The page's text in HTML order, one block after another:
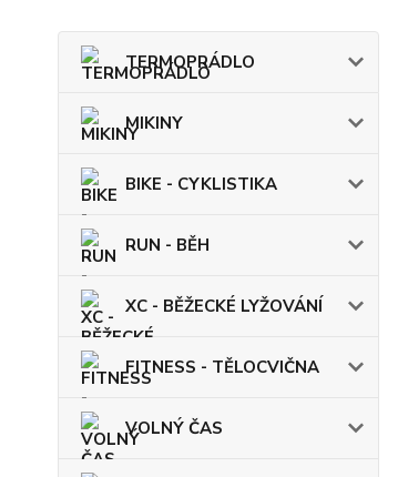
TERMOPRÁDLO
MIKINY
BIKE - CYKLISTIKA
RUN - BĚH
XC - BĚŽECKÉ LYŽOVÁNÍ
FITNESS - TĚLOCVIČNA
VOLNÝ ČAS